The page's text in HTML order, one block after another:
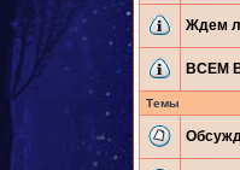
Ждем
ВСЕМ
Темы